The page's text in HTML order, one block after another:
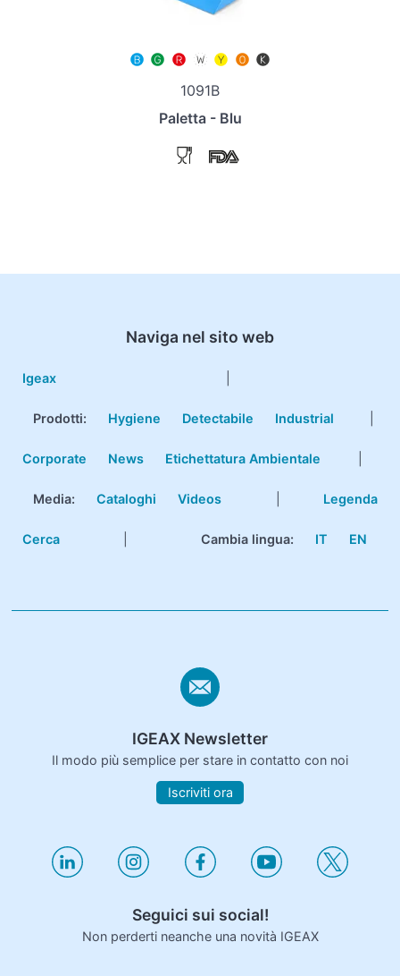
1091B
Paletta - Blu
Naviga nel sito web
Igeax
Prodotti: Hygiene Detectabile Industrial
Corporate News Etichettatura Ambientale
Media: Cataloghi Videos Legenda
Cerca Cambia lingua: IT EN
IGEAX Newsletter
Il modo più semplice per stare in contatto con noi
Iscriviti ora
Seguici sui social!
Non perderti neanche una novità IGEAX